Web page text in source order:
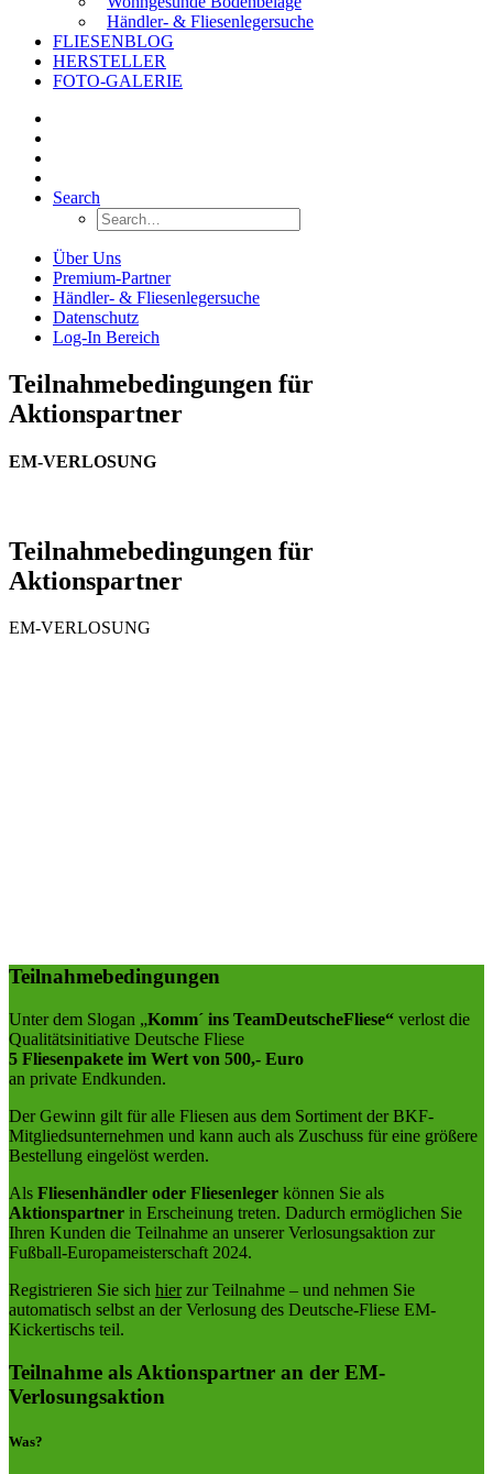
Händler- & Fliesenlegersuche
FLIESENBLOG
HERSTELLER
FOTO-GALERIE
Search
Über Uns
Premium-Partner
Händler- & Fliesenlegersuche
Datenschutz
Log-In Bereich
Teilnahmebedingungen für
Aktionspartner
EM-VERLOSUNG
Teilnahmebedingungen für
Aktionspartner
EM-VERLOSUNG
Teilnahmebedingungen
Unter dem Slogan „Komm´ ins TeamDeutscheFliese“ verlost die
Qualitätsinitiative Deutsche Fliese
5 Fliesenpakete im Wert von 500,- Euro
an private Endkunden.
Der Gewinn gilt für alle Fliesen aus dem Sortiment der BKF-
Mitgliedsunternehmen und kann auch als Zuschuss für eine größere
Bestellung eingelöst werden.
Als Fliesenhändler oder Fliesenleger können Sie als
Aktionspartner in Erscheinung treten. Dadurch ermöglichen Sie
Ihren Kunden die Teilnahme an unserer Verlosungsaktion zur
Fußball-Europameisterschaft 2024.
Registrieren Sie sich hierzur Teilnahme – und nehmen Sie
automatisch selbst an der Verlosung des Deutsche-Fliese EM-
Kickertischs teil.
Teilnahme als Aktionspartner an der EM-
Verlosungsaktion
Was?